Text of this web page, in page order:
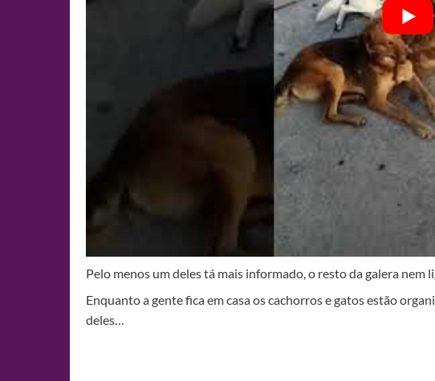
Pelo menos um deles tá mais informado, o resto da galera nem
Enquanto a gente fica em casa os cachorros e gatos estão
deles…